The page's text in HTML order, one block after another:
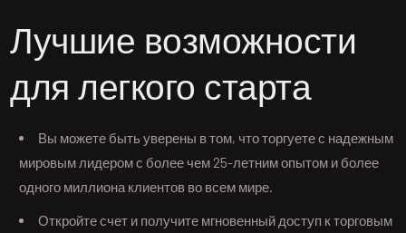
Лучшие возможности
для легкого старта
Вы можете быть уверены в том, что торгуете с надежным
мировым лидером с более чем 25-летним опытом и более
одного миллиона клиентов во всем мире.
Откройте счет и получите мгновенный доступ к торговым